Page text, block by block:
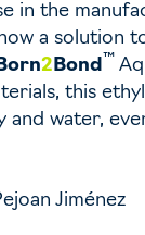
in the
a solution
2Bond ™
this
and water,
Jiménez